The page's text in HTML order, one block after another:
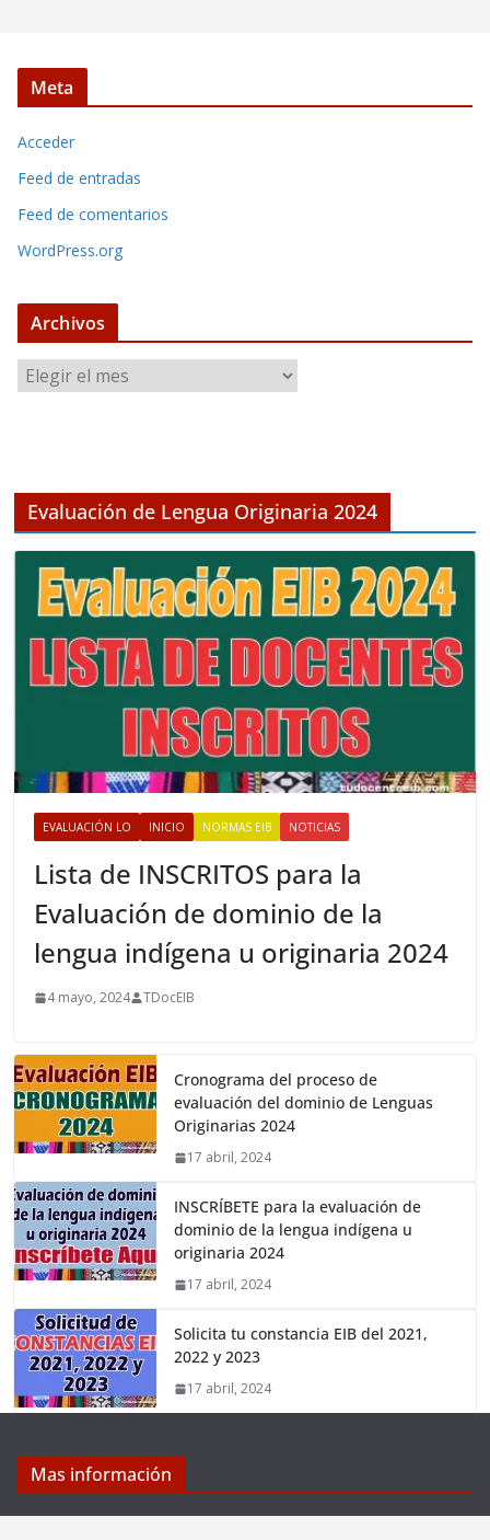
Meta
Acceder
Feed de entradas
Feed de comentarios
WordPress.org
Archivos
r
o
Evaluación de Lengua Originaria 2024
EVALUACIÓN LO INICIO NORMAS EIB NOTICIAS
Lista de INSCRITOS para la
Evaluación de dominio de la
lengua indígena u originaria 2024
4 mayo, 2024 TDocEIB
Cronograma del proceso de
evaluación del dominio de Lenguas
Originarias 2024
17 abril, 2024
INSCRÍBETE para la evaluación de
dominio de la lengua indígena u
originaria 2024
17 abril, 2024
Solicita tu constancia EIB del 2021,
2022 y 2023
17 abril, 2024
Mas información